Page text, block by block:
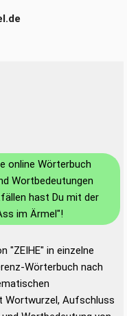
online Wörterbuch
Wortbedeutungen
hast Du mit der
im Ärmel"!
"ZEIHE" in einzelne
Wörterbuch nach
Aufschluss